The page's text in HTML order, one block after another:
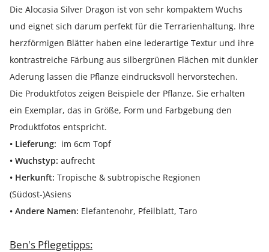
Die Alocasia Silver Dragon ist von sehr kompaktem Wuchs
und eignet sich darum perfekt für die Terrarienhaltung. Ihre
herzförmigen Blätter haben eine lederartige Textur und ihre
kontrastreiche Färbung aus silbergrünen Flächen mit dunkler
Aderung lassen die Pflanze eindrucksvoll hervorstechen.
Die Produktfotos zeigen Beispiele der Pflanze. Sie erhalten
ein Exemplar, das in Größe, Form und Farbgebung den
Produktfotos entspricht.
• Lieferung: im 6cm Topf
• Wuchstyp: aufrecht
• Herkunft: Tropische & subtropische Regionen
(Südost-)Asiens
• Andere Namen: Elefantenohr, Pfeilblatt, Taro
Ben's Pflegetipps: